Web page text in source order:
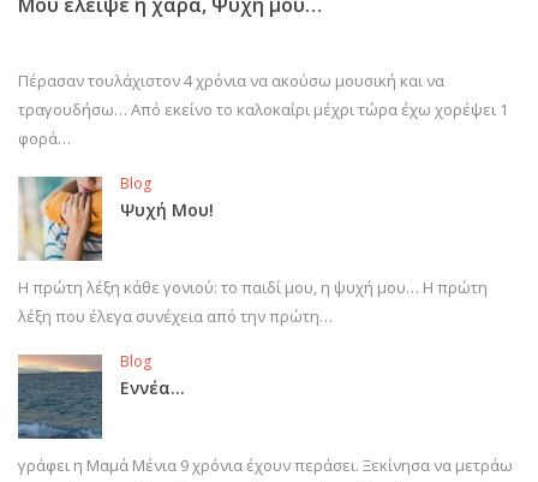
Πέρασαν τουλάχιστον 4 χρόνια να ακούσω μουσική και να
τραγουδήσω… Από εκείνο το καλοκαίρι μέχρι τώρα έχω χορέψει 1
φορά…
Blog
Ψυχή Μου!
Η πρώτη λέξη κάθε γονιού: το παιδί μου, η ψυχή μου… Η πρώτη
λέξη που έλεγα συνέχεια από την πρώτη…
Blog
Εννέα…
γράφει η Μαμά Μένια 9 χρόνια έχουν περάσει. Ξεκίνησα να μετράω